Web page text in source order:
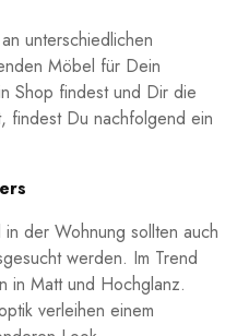
unterschiedlichen
Möbel für Dein
Shop findest und Dir die
findest Du nachfolgend ein
der Wohnung sollten auch
werden. Im Trend
in Matt und Hochglanz.
verleihen einem